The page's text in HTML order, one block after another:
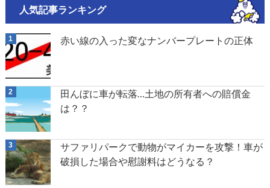
人気記事ランキング
赤い線の入った変なナンバープレートの正体
田んぼに車が転落…土地の所有者への賠償金
は？？
サファリパークで動物がマイカーを攻撃！車が
破損した場合や慰謝料はどうなる？